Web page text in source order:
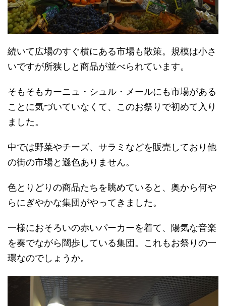
続いて広場のすぐ横にある市場も散策。規模は小さ
いですが所狭しと商品が並べられています。
そもそもカーニュ・シュル・メールにも市場がある
ことに気づいていなくて、このお祭りで初めて入り
ました。
中では野菜やチーズ、サラミなどを販売しており他
の街の市場と遜色ありません。
色とりどりの商品たちを眺めていると、奥から何や
らにぎやかな集団がやってきました。
一様におそろいの赤いパーカーを着て、陽気な音楽
を奏でながら闊歩している集団。これもお祭りの一
環なのでしょうか。